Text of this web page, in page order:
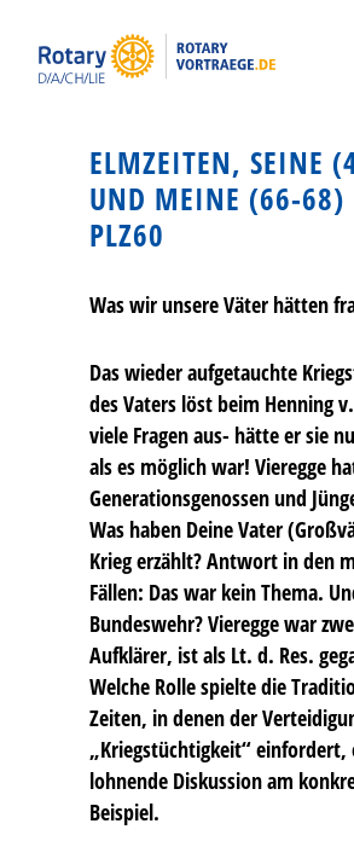
ELMZEITEN, SEINE
UND MEINE (66-
PLZ60
Was wir unsere Väter hätten
Das wieder aufgetauchte
des Vaters löst beim Henning
viele Fragen aus- hätte er sie
als es möglich war! Vieregge
Generationsgenossen und
Was haben Deine Vater
Krieg erzählt? Antwort in den
Fällen: Das war kein Thema.
Bundeswehr? Vieregge war
Aufklärer, ist als Lt. d. Res.
Welche Rolle spielte die
Zeiten, in denen der
„Kriegstüchtigkeit“ einfordert,
lohnende Diskussion am
Beispiel.